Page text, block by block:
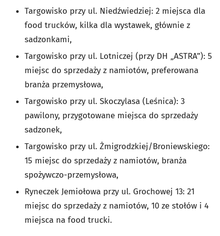
Targowisko przy ul. Niedźwiedziej: 2 miejsca dla
food trucków, kilka dla wystawek, głównie z
sadzonkami,
Targowisko przy ul. Lotniczej (przy DH „ASTRA”): 5
miejsc do sprzedaży z namiotów, preferowana
branża przemysłowa,
Targowisko przy ul. Skoczylasa (Leśnica): 3
pawilony, przygotowane miejsca do sprzedaży
sadzonek,
Targowisko przy ul. Żmigrodzkiej/Broniewskiego:
15 miejsc do sprzedaży z namiotów, branża
spożywczo-przemysłowa,
Ryneczek Jemiołowa przy ul. Grochowej 13: 21
miejsc do sprzedaży z namiotów, 10 ze stołów i 4
miejsca na food trucki.